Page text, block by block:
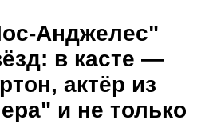
Анджелес"
в касте —
актёр из
и не только